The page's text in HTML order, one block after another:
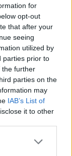
for
opt-out
that after your
seeing
utilized by
parties prior to
the further
parties on the
may
IAB’s List of
it to other
Στο